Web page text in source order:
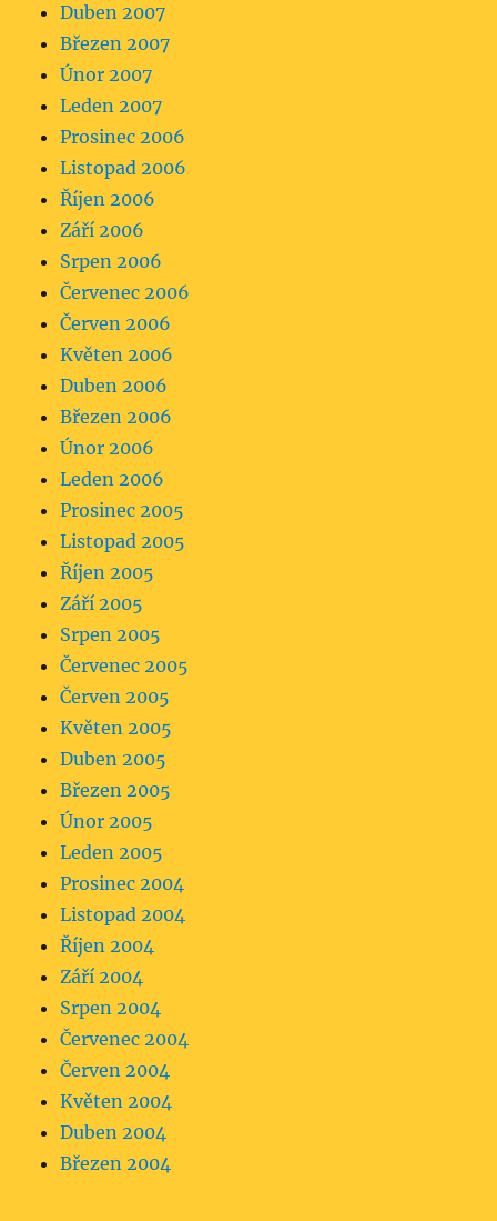
Duben 2007
Březen 2007
Únor 2007
Leden 2007
Prosinec 2006
Listopad 2006
Říjen 2006
Září 2006
Srpen 2006
Červenec 2006
Červen 2006
Květen 2006
Duben 2006
Březen 2006
Únor 2006
Leden 2006
Prosinec 2005
Listopad 2005
Říjen 2005
Září 2005
Srpen 2005
Červenec 2005
Červen 2005
Květen 2005
Duben 2005
Březen 2005
Únor 2005
Leden 2005
Prosinec 2004
Listopad 2004
Říjen 2004
Září 2004
Srpen 2004
Červenec 2004
Červen 2004
Květen 2004
Duben 2004
Březen 2004